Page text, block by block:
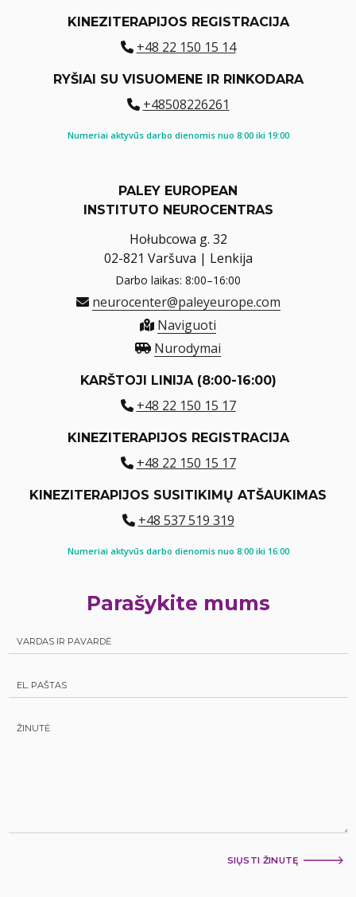
KINEZITERAPIJOS REGISTRACIJA
+48 22 150 15 14
RYŠIAI SU VISUOMENE IR RINKODARA
+48508226261
Numeriai aktyvūs darbo dienomis nuo 8:00 iki 19:00
PALEY EUROPEAN
INSTITUTO NEUROCENTRAS
Hołubcowa g. 32
02-821 Varšuva | Lenkija
Darbo laikas: 8:00–16:00
neurocenter@paleyeurope.com
Naviguoti
Nurodymai
KARŠTOJI LINIJA (8:00-16:00)
+48 22 150 15 17
KINEZITERAPIJOS REGISTRACIJA
+48 22 150 15 17
KINEZITERAPIJOS SUSITIKIMŲ ATŠAUKIMAS
+48 537 519 319
Numeriai aktyvūs darbo dienomis nuo 8:00 iki 16:00
Parašykite mums
SIŲSTI ŽINUTĘ